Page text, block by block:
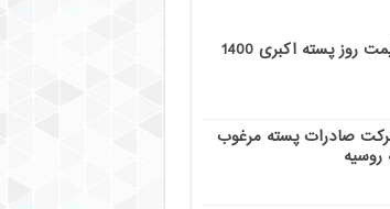
روز پسته اکبری 1400
صادرات پسته مرغوب
روسیه